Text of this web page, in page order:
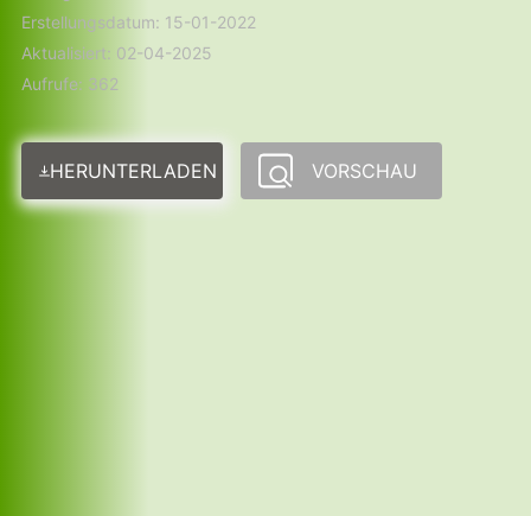
Erstellungsdatum: 15-01-2022
Aktualisiert: 02-04-2025
Aufrufe: 362
HERUNTERLADEN VORSCHAU